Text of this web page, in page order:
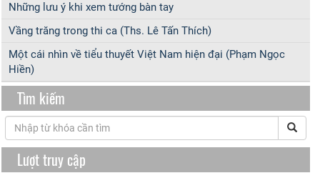
Những lưu ý khi xem tướng bàn tay
Vầng trăng trong thi ca (Ths. Lê Tấn Thích)
Một cái nhìn về tiểu thuyết Việt Nam hiện đại (Phạm Ngọc
Hiền)
Tìm kiếm
Lượt truy cập